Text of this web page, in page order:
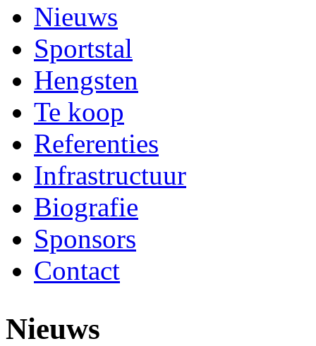
Nieuws
Sportstal
Hengsten
Te koop
Referenties
Infrastructuur
Biografie
Sponsors
Contact
Nieuws